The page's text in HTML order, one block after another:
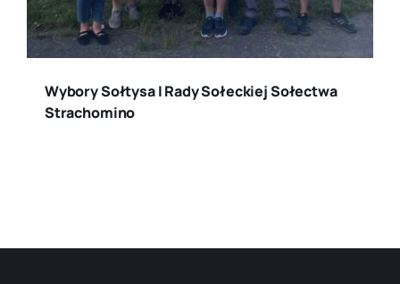
Wybory Sołtysa I Rady Sołeckiej Sołectwa
Strachomino